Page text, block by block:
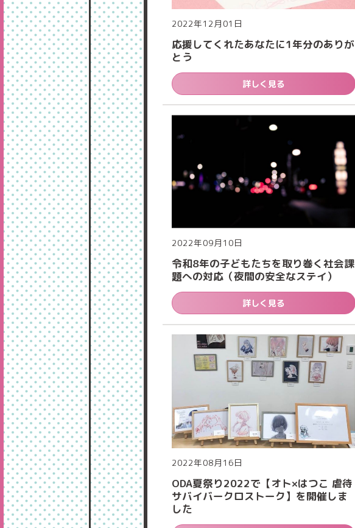
2022年12月01日
応援してくれたあなたに1年分のありが
とう
詳しく見る
2022年09月10日
令和8年の子どもたちを取り巻く社会課
題への対応（夜間の安全なステイ）
詳しく見る
2022年08月16日
ODA夏祭り2022で【オト×はつこ 虐待
サバイバークロストーク】を開催しま
した